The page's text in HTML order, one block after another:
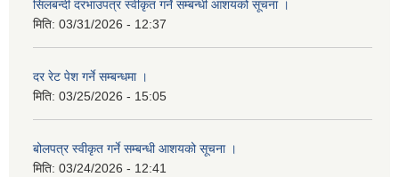
सिलबन्दी दरभाउपत्र स्वीकृत गर्ने सम्बन्धी आशयको सूचना ।
मिति: 03/31/2026 - 12:37
दर रेट पेश गर्ने सम्बन्धमा ।
मिति: 03/25/2026 - 15:05
बोलपत्र स्वीकृत गर्ने सम्बन्धी आशयको सूचना ।
मिति: 03/24/2026 - 12:41